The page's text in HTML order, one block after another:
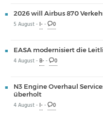
2026 will Airbus 870
5 August - I-- 0
EASA modernisiert die
4 August -B-- 0
N3 Engine Overhaul
überholt
4 August - I-- 0